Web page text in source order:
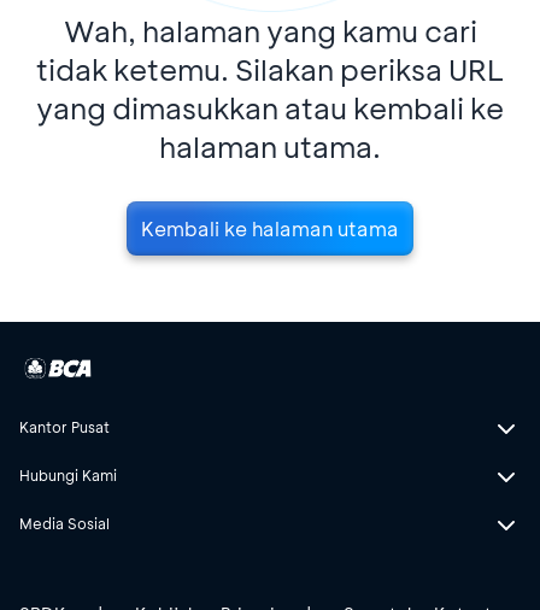
Wah, halaman yang kamu cari
tidak ketemu. Silakan periksa URL
yang dimasukkan atau kembali ke
halaman utama.
Kembali ke halaman utama
Kantor Pusat
Hubungi Kami
Media Sosial